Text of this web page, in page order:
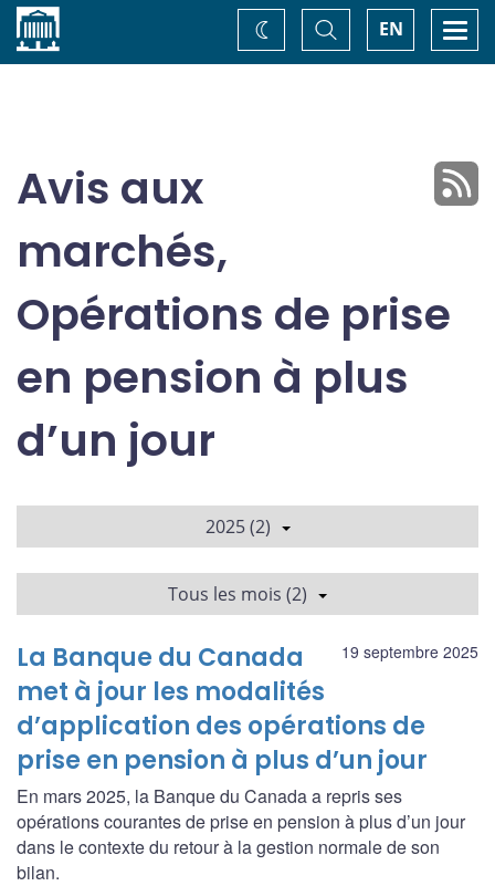
Accueil EN
Basculer
la
recherche
Changez
de
Avis aux
marchés,
Opérations de prise
en pension à plus
d’un jour
2025 (2)
Tous les mois (2)
19 septembre 2025
La Banque du Canada
met à jour les modalités
d’application des opérations de
prise en pension à plus d’un jour
En mars 2025, la Banque du Canada a repris ses
opérations courantes de prise en pension à plus d’un jour
dans le contexte du retour à la gestion normale de son
bilan.